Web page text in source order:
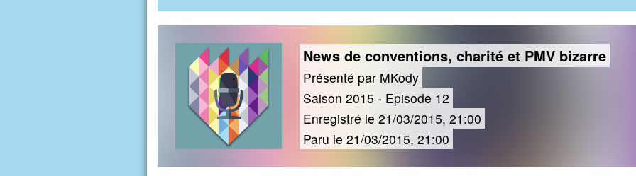
News de conventions, charité et PMV bizarre
Présenté par MKody
Saison 2015 - Episode 12
Enregistré le 21/03/2015, 21:00
Paru le 21/03/2015, 21:00